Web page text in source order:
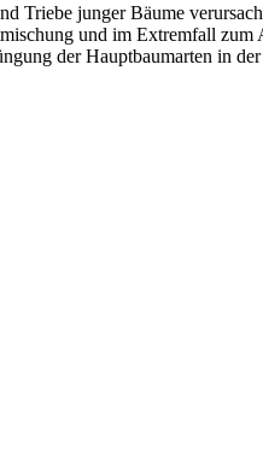
junger Bäume
und im Extremfall zum
der Hauptbaumarten in